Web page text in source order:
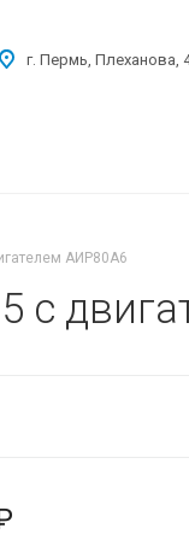
г. Пермь, Плеханова,
АИР80A6
с